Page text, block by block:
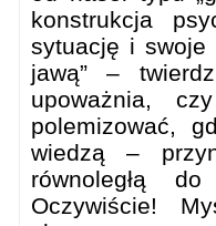
konstrukcja
sytuację i swoje
jawą” –
upoważnia,
polemizować,
wiedzą –
równoległą
Oczywiście!